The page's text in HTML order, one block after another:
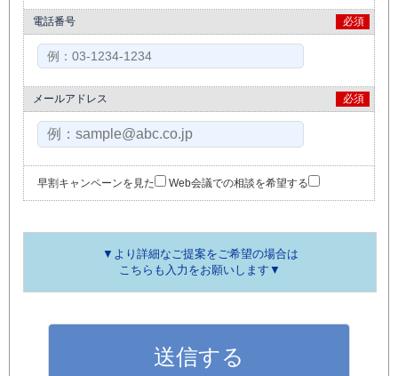
電話番号 必須
メールアドレス 必須
早割キャンペーンを見た Web会議での相談を希望する
▼より詳細なご提案をご希望の場合は
こちらも入力をお願いします▼